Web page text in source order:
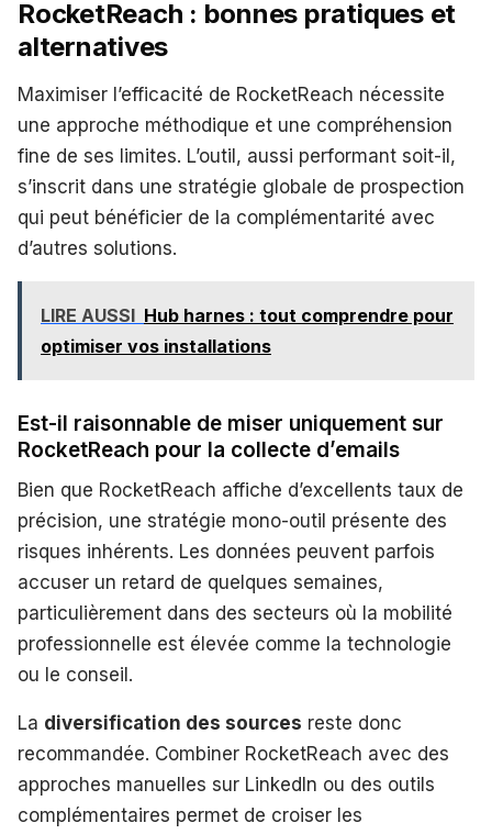
RocketReach : bonnes pratiques et
alternatives
Maximiser l’efficacité de RocketReach nécessite
une approche méthodique et une compréhension
fine de ses limites. L’outil, aussi performant soit-il,
s’inscrit dans une stratégie globale de prospection
qui peut bénéficier de la complémentarité avec
d’autres solutions.
LIRE AUSSI Hub harnes : tout comprendre pour
optimiser vos installations
Est-il raisonnable de miser uniquement sur
RocketReach pour la collecte d’emails
Bien que RocketReach affiche d’excellents taux de
précision, une stratégie mono-outil présente des
risques inhérents. Les données peuvent parfois
accuser un retard de quelques semaines,
particulièrement dans des secteurs où la mobilité
professionnelle est élevée comme la technologie
ou le conseil.
La diversification des sources reste donc
recommandée. Combiner RocketReach avec des
approches manuelles sur LinkedIn ou des outils
complémentaires permet de croiser les